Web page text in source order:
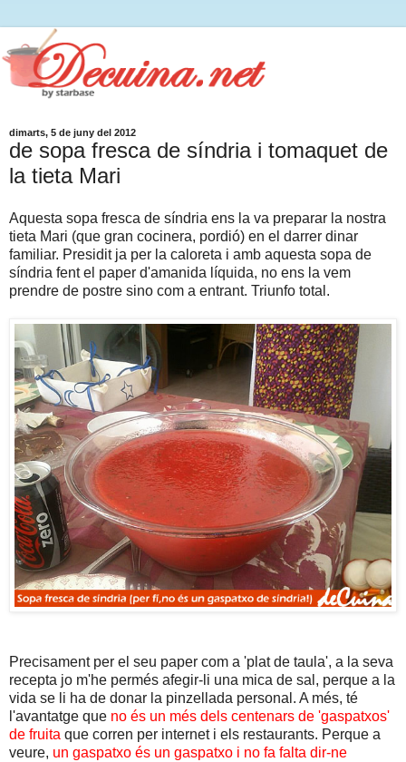
dimarts, 5 de juny del 2012
de sopa fresca de síndria i tomaquet de
la tieta Mari
Aquesta sopa fresca de síndria ens la va preparar la nostra
tieta Mari (que gran cocinera, pordió) en el darrer dinar
familiar. Presidit ja per la caloreta i amb aquesta sopa de
síndria fent el paper d'amanida líquida, no ens la vem
prendre de postre sino com a entrant. Triunfo total.
Precisament per el seu paper com a 'plat de taula', a la seva
recepta jo m'he permés afegir-li una mica de sal, perque a la
vida se li ha de donar la pinzellada personal. A més, té
l'avantatge que no és un més dels centenars de 'gaspatxos'
de fruita que corren per internet i els restaurants. Perque a
veure, un gaspatxo és un gaspatxo i no fa falta dir-ne